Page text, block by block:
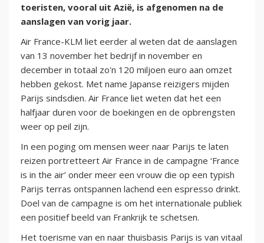
toeristen, vooral uit Azië, is afgenomen na de
aanslagen van vorig jaar.
Air France-KLM liet eerder al weten dat de aanslagen
van 13 november het bedrijf in november en
december in totaal zo'n 120 miljoen euro aan omzet
hebben gekost. Met name Japanse reizigers mijden
Parijs sindsdien. Air France liet weten dat het een
halfjaar duren voor de boekingen en de opbrengsten
weer op peil zijn.
In een poging om mensen weer naar Parijs te laten
reizen portretteert Air France in de campagne ‘France
is in the air’ onder meer een vrouw die op een typish
Parijs terras ontspannen lachend een espresso drinkt.
Doel van de campagne is om het internationale publiek
een positief beeld van Frankrijk te schetsen.
Het toerisme van en naar thuisbasis Parijs is van vitaal